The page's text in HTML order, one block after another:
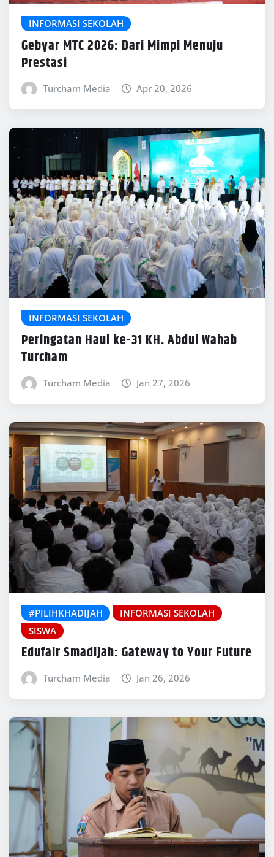
INFORMASI SEKOLAH
Gebyar MTC 2026: Dari Mimpi Menuju
Prestasi
Turcham Media Apr 20, 2026
INFORMASI SEKOLAH
Peringatan Haul ke-31 KH. Abdul Wahab
Turcham
Turcham Media Jan 27, 2026
#PILIHKHADIJAH
INFORMASI SEKOLAH
SISWA
Edufair Smadijah: Gateway to Your Future
Turcham Media Jan 26, 2026